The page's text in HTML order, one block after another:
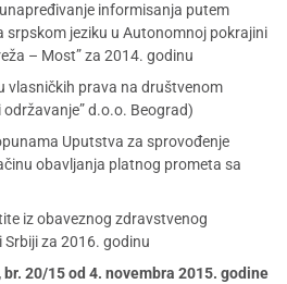
informisanja putem
srpskom jeziku u Autonomnoj pokrajini
– Most” za 2014. godinu
vlasničkih prava na društvenom
održavanje” d.o.o. Beograd)
Uputstva za sprovođenje
obavljanja platnog prometa sa
iz obaveznog zdravstvenog
za 2016. godinu
br. 20/15 od 4. novembra 2015. godine